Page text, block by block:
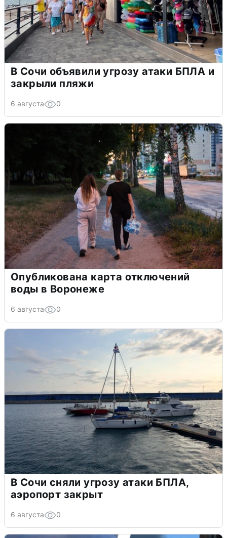
В Сочи объявили угрозу атаки БПЛА и
закрыли пляжи
6 августа 0
Опубликована карта отключений
воды в Воронеже
6 августа 0
В Сочи сняли угрозу атаки БПЛА,
аэропорт закрыт
6 августа 0